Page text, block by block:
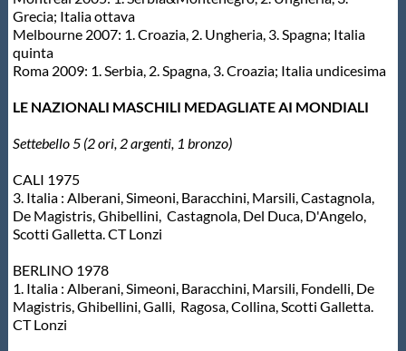
Grecia; Italia ottava
Melbourne 2007: 1. Croazia, 2. Ungheria, 3. Spagna; Italia
quinta
Roma 2009: 1. Serbia, 2. Spagna, 3. Croazia; Italia undicesima
LE NAZIONALI MASCHILI MEDAGLIATE AI MONDIALI
Settebello 5 (2 ori, 2 argenti, 1 bronzo)
CALI 1975
3. Italia : Alberani, Simeoni, Baracchini, Marsili, Castagnola,
De Magistris, Ghibellini, Castagnola, Del Duca, D'Angelo,
Scotti Galletta. CT Lonzi
BERLINO 1978
1. Italia : Alberani, Simeoni, Baracchini, Marsili, Fondelli, De
Magistris, Ghibellini, Galli, Ragosa, Collina, Scotti Galletta.
CT Lonzi